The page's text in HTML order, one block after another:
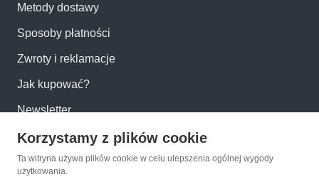
Metody dostawy
Sposoby płatności
Zwroty i reklamacje
Jak kupować?
Newsletter
Konto
Korzystamy z plików cookie
Ta witryna używa plików cookie w celu ulepszenia ogólnej wygody
użytkowania.